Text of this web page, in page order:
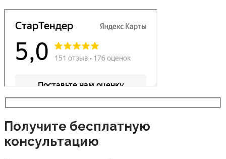
Получите бесплатную
консультацию